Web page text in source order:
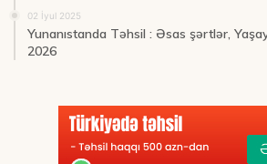
02 İyul 2025
Yunanıstanda Təhsil : Əsas şərtlər,
2026